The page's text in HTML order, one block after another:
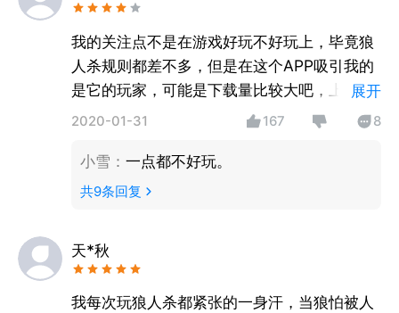
我的关注点不是在游戏好玩不好玩上，毕竟狼
人杀规则都差不多，但是在这个APP吸引我的
是它的玩家，可能是下载量比较大吧，上面有
着来自不同地方的玩家。哈哈，开局听着天南
我还会给那些发音有趣的玩家留票，为的就是
多听一局它的发言。
展开
2020-01-31 167 8
小雪 ： 一点都不好玩。
共9条回复
天*秋
我每次玩狼人杀都紧张的一身汗，当狼怕被人